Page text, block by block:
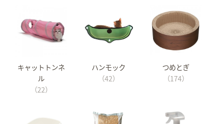
キャットトンネ
ル
（22）
ハンモック
（42）
つめとぎ
（174）